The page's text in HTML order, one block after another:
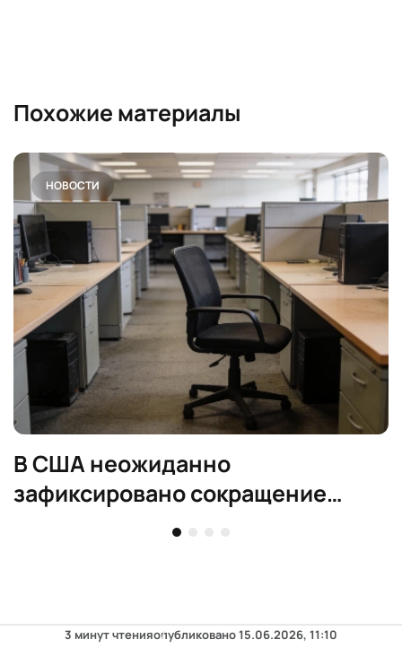
Похожие материалы
НОВОСТИ
В США неожиданно
зафиксировано сокращение
рабочих мест в июле
3 минут чтенияопубликовано15.06.2026, 11:10